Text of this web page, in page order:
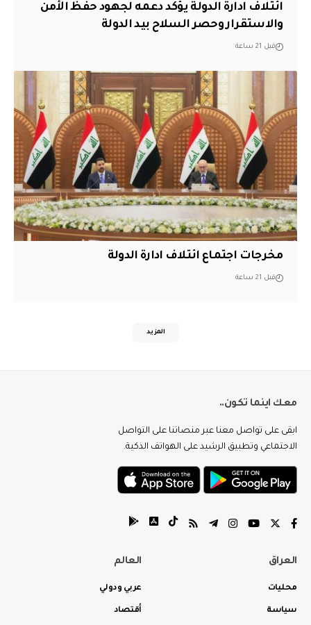
ائتلاف ادارة الدولة يؤكد دعمه لجهود حفظ الأمن
والاستقرار وحصر السلاح بيد الدولة
قبل 21 ساعة
مخرجات اجتماع ائتلاف ادارة الدولة
قبل 21 ساعة
المزيد
معك اينما تكون..
ابقى على تواصل معنا عبر منصاتنا على التواصل
الاجتماعي وتطبيق الرشيد على الهواتف الذكية.
العراق
محليات
سياسة
العالم
عربي ودولي
أقتصاد